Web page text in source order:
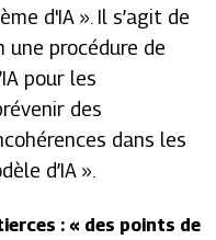
d'IA ». Il s’agit de
une procédure de
pour les
des
dans les
d’IA ».
: « des points de